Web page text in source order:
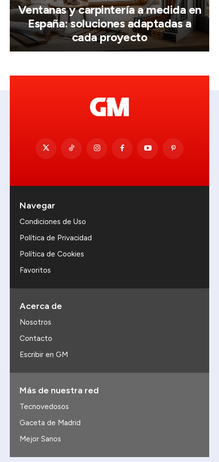
Ventanas y carpintería a medida en
España: soluciones adaptadas a
cada proyecto
Navegar
Condiciones de Uso
Política de Privacidad
Política de Cookies
Favoritos
Acerca de
Nosotros
Contacto
Escribir en GM
Más de nuestra red
Tecnovedosos
Gaceta de Madrid
Mejor Sanos